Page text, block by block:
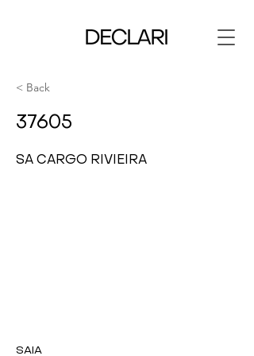
< Back
37605
SA CARGO RIVIEIRA
SAIA